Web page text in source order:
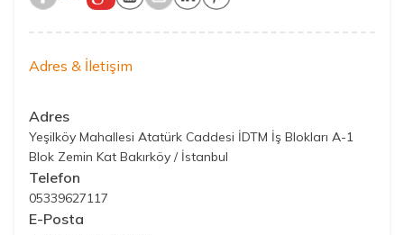
Adres & İletişim
Adres
Yeşilköy Mahallesi Atatürk Caddesi İDTM İş Blokları A-1
Blok Zemin Kat Bakırköy / İstanbul
Telefon
05339627117
E-Posta